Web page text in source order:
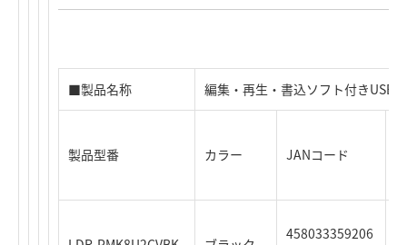
■製品名称 編集・再生・書込ソフト付き
製品型番 カラー JANコード
458033359206